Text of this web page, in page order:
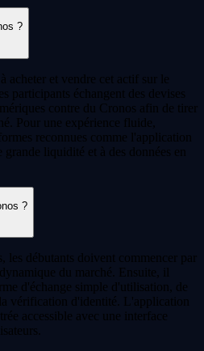
?
acheter et vendre cet actif sur le
participants échangent des devises
contre du Cronos afin de tirer
Pour une expérience fluide,
reconnues comme l'application
liquidité et à des données en
?
les débutants doivent commencer par
du marché. Ensuite, il
d'échange simple d'utilisation, de
vérification d'identité. L'application
accessible avec une interface